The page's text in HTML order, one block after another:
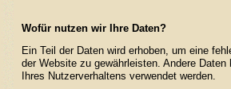
Wofür nutzen wir Ihre Daten?
Ein Teil der Daten wird erhoben, um eine
der Website zu gewährleisten. Andere Daten
Ihres Nutzerverhaltens verwendet werden.